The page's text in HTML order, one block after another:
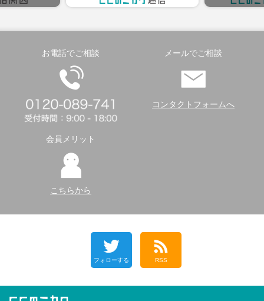
お電話でご相談 メールでご相談
コンタクトフォームへ
会員メリット
こちらから
フォローする RSS